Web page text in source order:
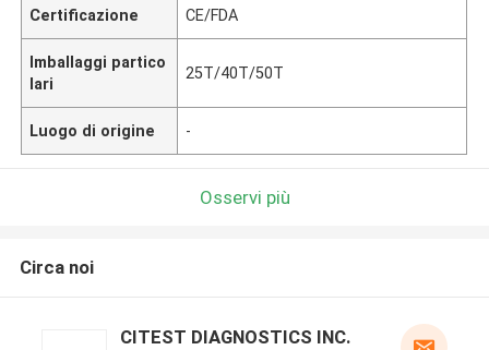
Certificazione CE/FDA
Imballaggi partico
lari
25T/40T/50T
Luogo di origine -
Osservi più
Circa noi
CITEST DIAGNOSTICS INC.